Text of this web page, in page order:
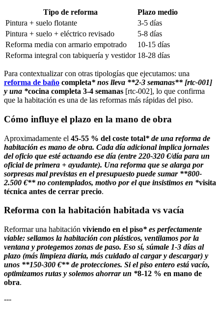
Tipo de reforma
Plazo medio
Pintura + suelo flotante
3-5 días
Pintura + suelo + eléctrico revisado
5-8 días
Reforma media con armario empotrado
10-15 días
Reforma integral con tabiquería y vestidor 18-28 días
Para contextualizar con otras tipologías que ejecutamos: una
reforma de baño completa* nos lleva **2-3 semanas** [rtc-001]
y una *cocina completa 3-4 semanas [rtc-002], lo que confirma
que la habitación es una de las reformas más rápidas del piso.
Cómo influye el plazo en la mano de obra
Aproximadamente el 45-55 % del coste total* de una reforma de
habitación es mano de obra. Cada día adicional implica jornales
del oficio que esté actuando ese día (entre 220-320 €/día para un
oficial de primera + ayudante). Una reforma que se alarga por
sorpresas mal previstas en el presupuesto puede sumar **800-
2.500 €** no contemplados, motivo por el que insistimos en *visita
técnica antes de cerrar precio.
Reforma con la habitación habitada vs vacía
Reformar una habitación viviendo en el piso* es perfectamente
viable: sellamos la habitación con plásticos, ventilamos por la
ventana y protegemos zonas de paso. Eso sí, súmale 1-3 días al
plazo (más limpieza diaria, más cuidado al cargar y descargar) y
unos **150-300 €** de protecciones. Si el piso entero está vacío,
optimizamos rutas y solemos ahorrar un *8-12 % en mano de
obra.
---